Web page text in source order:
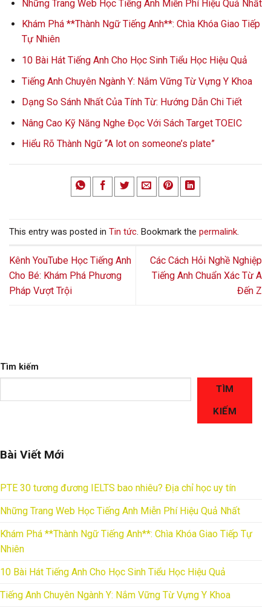
Những Trang Web Học Tiếng Anh Miễn Phí Hiệu Quả Nhất
Khám Phá **Thành Ngữ Tiếng Anh**: Chìa Khóa Giao Tiếp
Tự Nhiên
10 Bài Hát Tiếng Anh Cho Học Sinh Tiểu Học Hiệu Quả
Tiếng Anh Chuyên Ngành Y: Nắm Vững Từ Vựng Y Khoa
Dạng So Sánh Nhất Của Tính Từ: Hướng Dẫn Chi Tiết
Nâng Cao Kỹ Năng Nghe Đọc Với Sách Target TOEIC
Hiểu Rõ Thành Ngữ “A lot on someone’s plate”
This entry was posted in Tin tức. Bookmark the permalink.
Kênh YouTube Học Tiếng Anh
Cho Bé: Khám Phá Phương
Pháp Vượt Trội
Các Cách Hỏi Nghề Nghiệp
Tiếng Anh Chuẩn Xác Từ A
Đến Z
Tìm kiếm
TÌM
KIẾM
Bài Viết Mới
PTE 30 tương đương IELTS bao nhiêu? Địa chỉ học uy tín
Những Trang Web Học Tiếng Anh Miễn Phí Hiệu Quả Nhất
Khám Phá **Thành Ngữ Tiếng Anh**: Chìa Khóa Giao Tiếp Tự
Nhiên
10 Bài Hát Tiếng Anh Cho Học Sinh Tiểu Học Hiệu Quả
Tiếng Anh Chuyên Ngành Y: Nắm Vững Từ Vựng Y Khoa